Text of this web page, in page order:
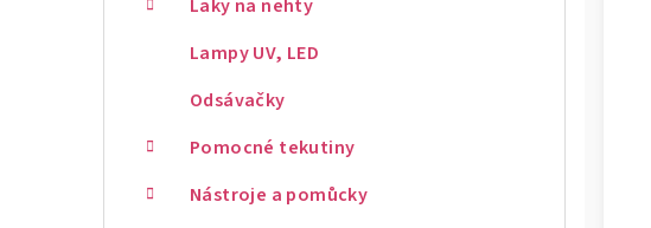
Laky na nehty
Lampy UV, LED
Odsávačky
Pomocné tekutiny
Nástroje a pomůcky